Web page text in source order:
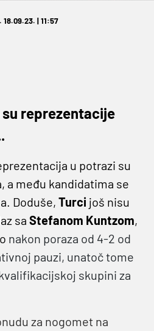
18.09.23. | 11:57
su reprezentacije
u potrazi su
a među kandidatima se
Doduše, Turci još nisu
sa Stefanom Kuntzom,
nakon poraza od 4-2 od
pauzi, unatoč tome
skupini za
za nogomet na